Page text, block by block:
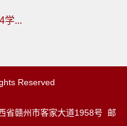
学...
Reserved
省赣州市客家大道1958号 邮